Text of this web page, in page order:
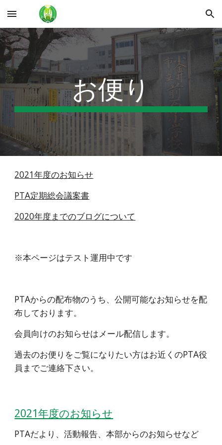
Skip to main content Skip to navigation
お便り
2021年度のお知らせ
PTA定期総会議案書
2020年度までのブログについて
※本ページはテスト運用中です
PTAからの配布物のうち、公開可能なお知らせを配
布しております。
会員向けのお知らせはメール配信します。
過去のお便りをご覧になりたい方はお近くのPTA役
員までご連絡下さい。
2021年度のお知らせ
PTAだより、活動報告、本部からのお知らせなど